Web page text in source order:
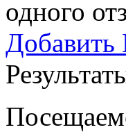
одного
Добавить